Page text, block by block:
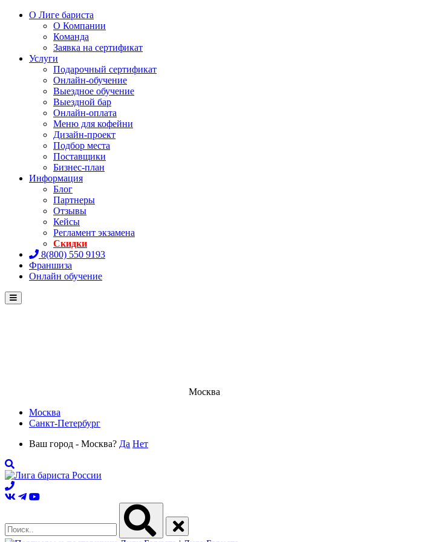
О Лиге бариста
О Компании
Команда
Заявка на сертификат
Услуги
Подарочный сертификат
Онлайн-обучение
Выездное обучение
Выездной бар
Онлайн-оплата
Меню для кофейни
Дизайн-проект
Подбор места
Поставщики
Бизнес-план
Информация
Блог
Партнеры
Отзывы
Кейсы
Регламент экзамена
Скидки
8(800) 550 9193
Франшиза
Онлайн обучение
Menu
Москва
Москва
Санкт-Петербург
Ваш город - Москва? Да Нет